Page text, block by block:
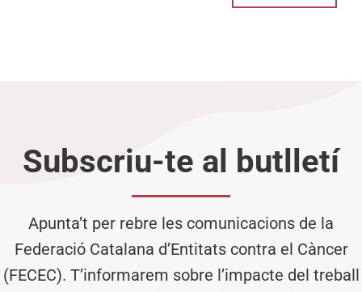
Subscriu-te al butlletí
Apunta’t per rebre les comunicacions de la
Federació Catalana d’Entitats contra el Càncer
(FECEC). T’informarem sobre l’impacte del treball